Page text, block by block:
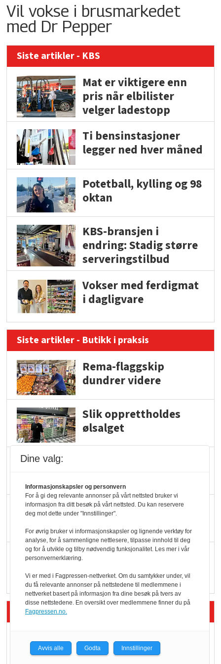
Vil vokse i brusmarkedet
med Dr Pepper
Siste artikler - KBS
Mat er viktigere enn
pris når elbilister
velger ladestopp
Ti bensinstasjoner
legger ned hver måned
Potetball, kylling og 98
oktan
KBS-bransjen i
endring: Stadig større
serveringstilbud
Vokser med ferdigmat
i dagligvare
Siste artikler - Butikk i praksis
Rema-flaggskip
dundrer videre
Slik opprettholdes
ølsalget
KI lager mat i butikken
Q passerte 1 milliard i
Rema i 2025
Siste artikler - Økologisk
Kolonihagens norske
yoghurt: Trues av
Dine valg:
Informasjonskapsler og personvern
For å gi deg relevante annonser på vårt nettsted bruker vi
informasjon fra ditt besøk på vårt nettsted. Du kan reservere
deg mot dette under "Innstillinger".
For øvrig bruker vi informasjonskapsler og lignende verktøy for
analyse, for å sammenligne nettlesere, tilpasse innhold til deg
og for å utvikle og tilby nødvendig funksjonalitet. Les mer i vår
personvernerklæring.
Vi er med i Fagpressen-nettverket. Om du samtykker under, vil
du få relevante annonser på nettstedene til medlemmene i
nettverket basert på informasjon fra dine besøk på tvers av
disse nettstedene. En oversikt over medlemmene finner du på
Fagpressen.no.
Avvis alle Godta Innstillinger